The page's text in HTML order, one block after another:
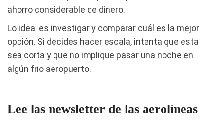
ahorro considerable de dinero.
Lo ideal es investigar y comparar cuál es la mejor
opción. Si decides hacer escala, intenta que esta
sea corta y que no implique pasar una noche en
algún frio aeropuerto.
Lee las newsletter de las aerolíneas